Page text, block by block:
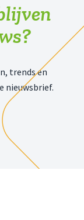
trends en
nieuwsbrief.